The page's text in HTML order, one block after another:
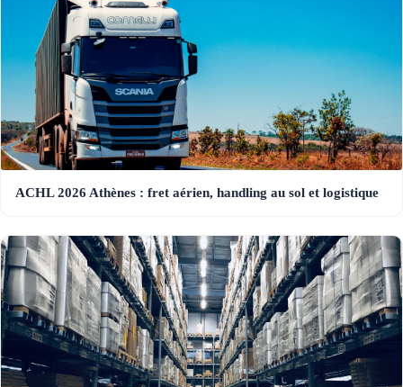
ACHL 2026 Athènes : fret aérien, handling au sol et logistique